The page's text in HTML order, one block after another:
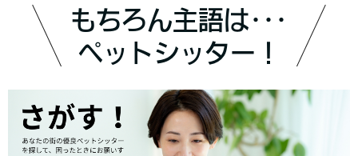
もちろん主語は･･･
ペットシッター！